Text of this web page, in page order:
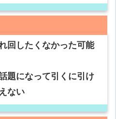
回したくなかった可能
題になって引くに引け
ない